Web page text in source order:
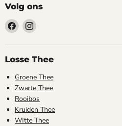
Volg ons
Vind
ons
op
Facebook
Vind
op
Instagram
Losse Thee
Groene Thee
Zwarte Thee
Rooibos
Kruiden Thee
WItte Thee